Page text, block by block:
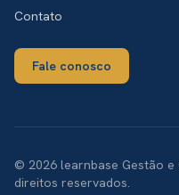
Contato
Fale conosco
© 2026 learnbase Gestão
direitos reservados.